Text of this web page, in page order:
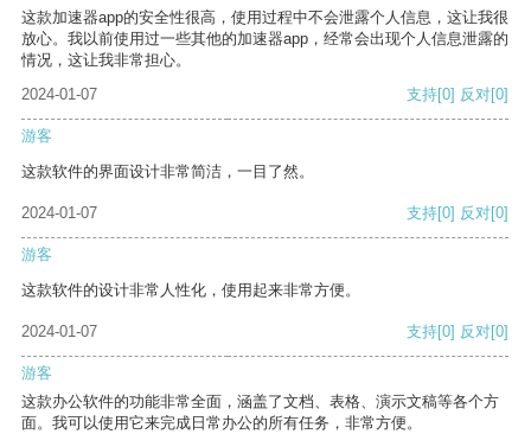
这款加速器app的安全性很高，使用过程中不会泄露个人信息，这让我很
放心。我以前使用过一些其他的加速器app，经常会出现个人信息泄露的
情况，这让我非常担心。
2024-01-07
支持[0] 反对[0]
游客
这款软件的界面设计非常简洁，一目了然。
2024-01-07 支持[0] 反对[0]
游客
这款软件的设计非常人性化，使用起来非常方便。
2024-01-07 支持[0] 反对[0]
游客
这款办公软件的功能非常全面，涵盖了文档、表格、演示文稿等各个方
面。我可以使用它来完成日常办公的所有任务，非常方便。